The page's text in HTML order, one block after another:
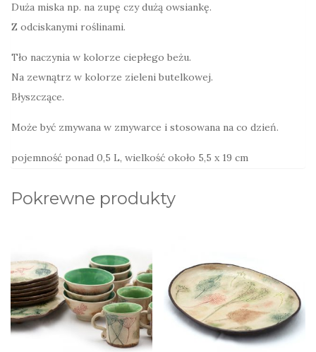
Duża miska np. na zupę czy dużą owsiankę.
Z odciskanymi roślinami.
Tło naczynia w kolorze ciepłego beżu.
Na zewnątrz w kolorze zieleni butelkowej.
Błyszczące.
Może być zmywana w zmywarce i stosowana na co dzień.
pojemność ponad 0,5 L, wielkość około 5,5 x 19 cm
Pokrewne produkty